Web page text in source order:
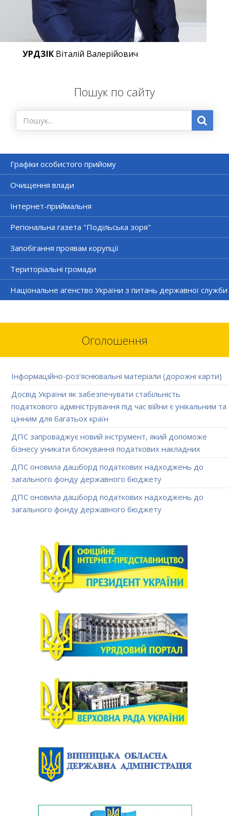
УРДЗІК Віталій Валерійович
Пошук по сайту
Графіки особистого прийому
Очищення влади
Інтернет-приймальня
Регіональна газета "Подільська зоря"
Запобігання проявам корупції
Територіальні громади
Національне агенство України з питань державної служби
Оголошення
Інформаційно-роз'яснювальні матеріали (дорожні карти)
Досвід України як забезпечувати стабільність
податкового адміністрування під час війни є унікальним та
цінним для багатьох країн
ДПС запроваджує новий інструмент, який допоможе
бізнесу уникати блокування податкових накладних
ДПС оновила дашборд податкових надходжень до
загального фонду державного бюджету
ДПС оновила дашборд податкових надходжень до
загального фонду державного бюджету